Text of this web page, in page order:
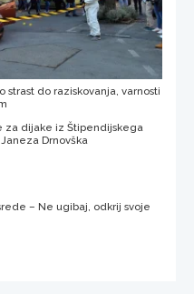
strast do raziskovanja, varnosti
za dijake iz Štipendijskega
Drnovška
– Ne ugibaj, odkrij svoje